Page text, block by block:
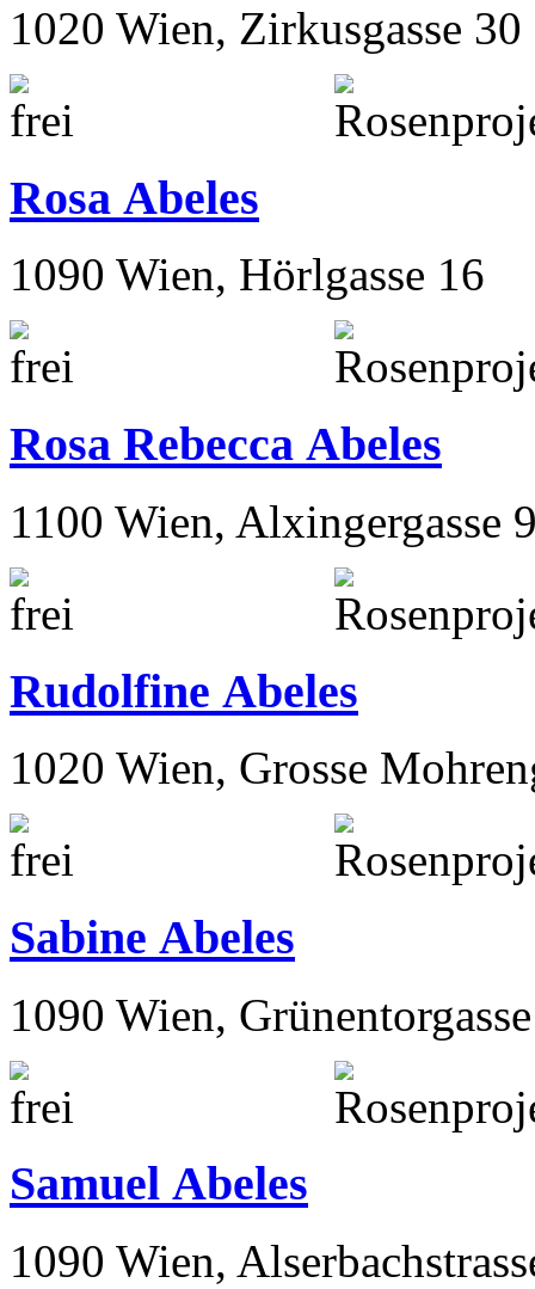
1020 Wien, Zirkusgasse 30
Rosa Abeles
1090 Wien, Hörlgasse 16
Rosa Rebecca Abeles
1100 Wien, Alxingergasse
Rudolfine Abeles
1020 Wien, Grosse
Sabine Abeles
1090 Wien,
Samuel Abeles
1090 Wien,